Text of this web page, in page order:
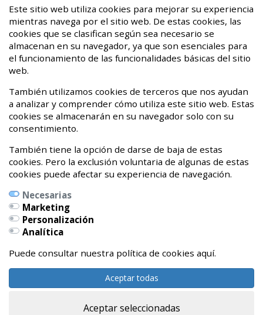
Fibromialgia, la mochila que ya no llevo
08 de Marzo de 2021
¡Hasta nunca dolor crónico!
Teléfonos:
Este sitio web utiliza cookies para mejorar su experiencia
mientras navega por el sitio web. De estas cookies, las
cookies que se clasifican según sea necesario se
almacenan en su navegador, ya que son esenciales para
el funcionamiento de las funcionalidades básicas del sitio
web.
También utilizamos cookies de terceros que nos ayudan
a analizar y comprender cómo utiliza este sitio web. Estas
cookies se almacenarán en su navegador solo con su
consentimiento.
También tiene la opción de darse de baja de estas
cookies. Pero la exclusión voluntaria de algunas de estas
cookies puede afectar su experiencia de navegación.
Necesarias
Marketing
Personalización
Analítica
Puede consultar nuestra política de cookies aquí.
Aceptar todas
Aceptar seleccionadas